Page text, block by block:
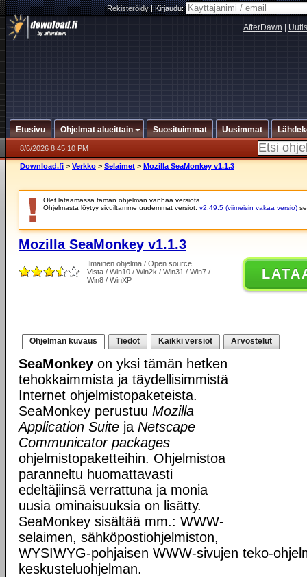
Rekisteröidy|Kirjaudu:
AfterDawn
Etusivu Ohjelmat alueittain Suosituimmat Uusimmat
8/6/2026 8:45:10 PM
Download.fi > Verkko > Selaimet > Mozilla SeaMonkey v1.1.3
Olet lataamassa tämän ohjelman vanhaa versiota.
Ohjelmasta löytyy sivuiltamme uudemmat versiot: v2.49.5 (viimeisin vakaa versio)
Mozilla SeaMonkey v1.1.3
Ilmainen ohjelma / Open source
Vista / Win10 / Win2k / Win31 / Win7 /
Win8 / WinXP
Ohjelman kuvaus Tiedot Kaikki versiot Arvostelut
SeaMonkey on yksi tämän hetken
tehokkaimmista ja täydellisimmistä
Internet ohjelmistopaketeista.
SeaMonkey perustuu Mozilla
Application Suite ja Netscape
Communicator packages
ohjelmistopaketteihin. Ohjelmistoa
paranneltu huomattavasti
edeltäjiinsä verrattuna ja monia
uusia ominaisuuksia on lisätty.
SeaMonkey sisältää mm.: WWW-
selaimen, sähköpostiohjelmiston,
WYSIWYG-pohjaisen WWW-sivujen teko-
keskusteluohjelman.